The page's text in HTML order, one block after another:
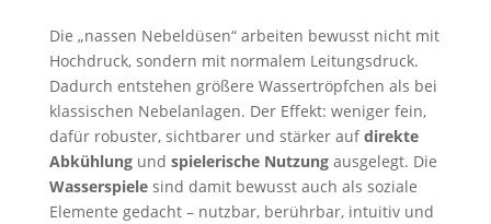
Die „nassen Nebeldüsen“ arbeiten bewusst nicht mit
Hochdruck, sondern mit normalem Leitungsdruck.
Dadurch entstehen größere Wassertröpfchen als bei
klassischen Nebelanlagen. Der Effekt: weniger fein,
dafür robuster, sichtbarer und stärker aufdirekte
Abkühlungund spielerische Nutzungausgelegt. Die
Wasserspielesind damit bewusst auch als soziale
Elemente gedacht – nutzbar, berührbar, intuitiv und